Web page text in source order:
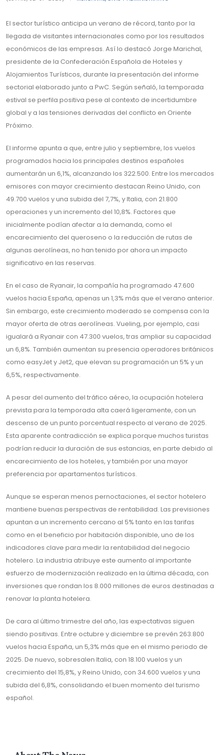
El sector turístico anticipa un verano de récord, tanto por la
llegada de visitantes internacionales como por los resultados
económicos de las empresas. Así lo destacó Jorge Marichal,
presidente de la Confederación Española de Hoteles y
Alojamientos Turísticos, durante la presentación del informe
sectorial elaborado junto a PwC. Según señaló, la temporada
estival se perfila positiva pese al contexto de incertidumbre
global y a las tensiones derivadas del conflicto en Oriente
Próximo.
El informe apunta a que, entre julio y septiembre, los vuelos
programados hacia los principales destinos españoles
aumentarán un 6,1%, alcanzando los 322.500. Entre los mercados
emisores con mayor crecimiento destacan Reino Unido, con
49.700 vuelos y una subida del 7,7%, y Italia, con 21.800
operaciones y un incremento del 10,8%. Factores que
inicialmente podían afectar a la demanda, como el
encarecimiento del queroseno o la reducción de rutas de
algunas aerolíneas, no han tenido por ahora un impacto
significativo en las reservas.
En el caso de Ryanair, la compañía ha programado 47.600
vuelos hacia España, apenas un 1,3% más que el verano anterior.
Sin embargo, este crecimiento moderado se compensa con la
mayor oferta de otras aerolíneas. Vueling, por ejemplo, casi
igualará a Ryanair con 47.300 vuelos, tras ampliar su capacidad
un 6,8%. También aumentan su presencia operadores británicos
como easyJet y Jet2, que elevan su programación un 5% y un
6,5%, respectivamente.
A pesar del aumento del tráfico aéreo, la ocupación hotelera
prevista para la temporada alta caerá ligeramente, con un
descenso de un punto porcentual respecto al verano de 2025.
Esta aparente contradicción se explica porque muchos turistas
podrían reducir la duración de sus estancias, en parte debido al
encarecimiento de los hoteles, y también por una mayor
preferencia por apartamentos turísticos.
Aunque se esperan menos pernoctaciones, el sector hotelero
mantiene buenas perspectivas de rentabilidad. Las previsiones
apuntan a un incremento cercano al 5% tanto en las tarifas
como en el beneficio por habitación disponible, uno de los
indicadores clave para medir la rentabilidad del negocio
hotelero. La industria atribuye este aumento al importante
esfuerzo de modernización realizado en la última década, con
inversiones que rondan los 8.000 millones de euros destinadas a
renovar la planta hotelera.
De cara al último trimestre del año, las expectativas siguen
siendo positivas. Entre octubre y diciembre se prevén 263.800
vuelos hacia España, un 5,3% más que en el mismo periodo de
2025. De nuevo, sobresalen Italia, con 18.100 vuelos y un
crecimiento del 15,8%, y Reino Unido, con 34.600 vuelos y una
subida del 6,8%, consolidando el buen momento del turismo
español.